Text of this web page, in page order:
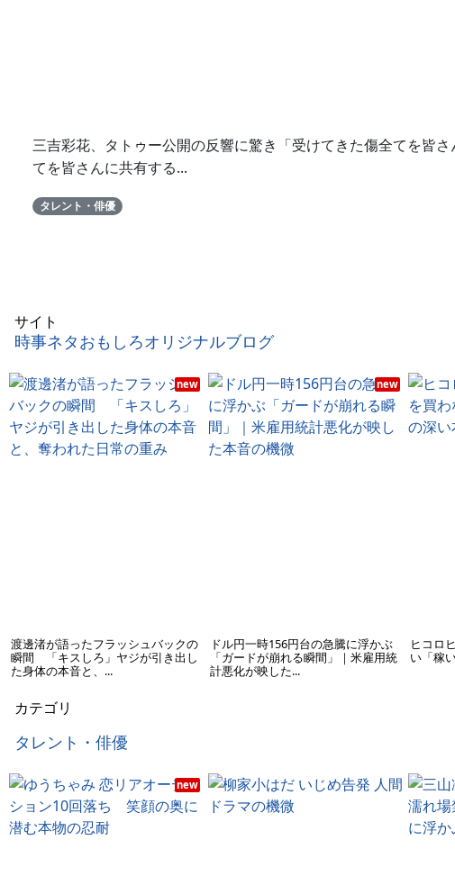
三吉彩花、タトゥー公開の反響に驚き「受けてきた傷全てを皆
てを皆さんに共有する...
タレント・俳優
サイト
時事ネタおもしろオリジナルブログ
new
渡邊渚が語ったフラッシュバックの
瞬間 「キスしろ」ヤジが引き出し
た身体の本音と、...
new
ドル円一時156円台の急騰に浮かぶ
「ガードが崩れる瞬間」｜米雇用統
計悪化が映した...
ヒコロ
い「稼
カテゴリ
タレント・俳優
new